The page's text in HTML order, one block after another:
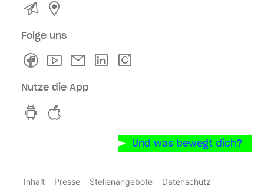
Kontakt
Folge uns
FacebookYoutubeNewsletterLinkedln
Nutze die App
hvv switch App auf GooglePlay
Und was bewegt dich?
Inhalt Presse Stellenangebote
Datenschutz